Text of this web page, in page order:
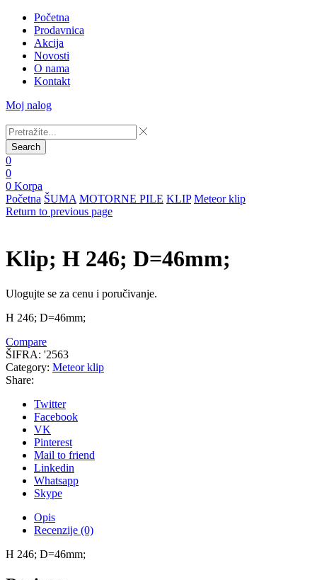
Početna
Prodavnica
Akcija
Novosti
O nama
Kontakt
Moj nalog
Search
0
0
0 Korpa
Početna ŠUMA MOTORNE PILE KLIP Meteor klip
Return to previous page
Klip; H 246; D=46mm;
Ulogujte se za cenu i poručivanje.
H 246; D=46mm;
Compare
ŠIFRA: '2563
Category: Meteor klip
Share:
Twitter
Facebook
VK
Pinterest
Mail to friend
Linkedin
Whatsapp
Skype
Opis
Recenzije (0)
H 246; D=46mm;